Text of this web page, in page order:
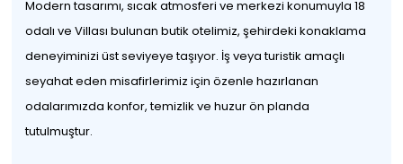
Modern tasarımı, sıcak atmosferi ve merkezi konumuyla 18
odalı ve Villası bulunan butik otelimiz, şehirdeki konaklama
deneyiminizi üst seviyeye taşıyor. İş veya turistik amaçlı
seyahat eden misafirlerimiz için özenle hazırlanan
odalarımızda konfor, temizlik ve huzur ön planda
tutulmuştur.